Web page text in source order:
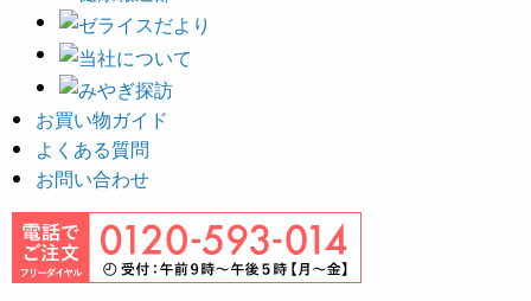
お買い物ガイド
よくある質問
お問い合わせ